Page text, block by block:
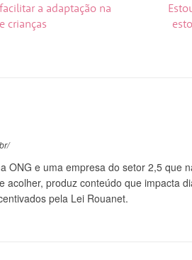
a adaptação na
crianças
ONG e uma empresa do setor 2,5 que
acolher, produz conteúdo que impacta
pela Lei Rouanet.